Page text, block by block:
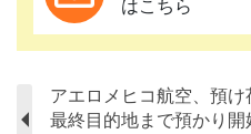
はこちら
アエロメヒコ航空、預
最終目的地まで預かり